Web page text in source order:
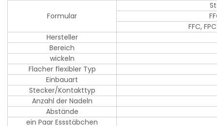
Formular
FFC,
Hersteller
Bereich
wickeln
Flacher flexibler Typ
Einbauart
Stecker/Kontakttyp
Anzahl der Nadeln
Abstände
ein Paar Essstäbchen